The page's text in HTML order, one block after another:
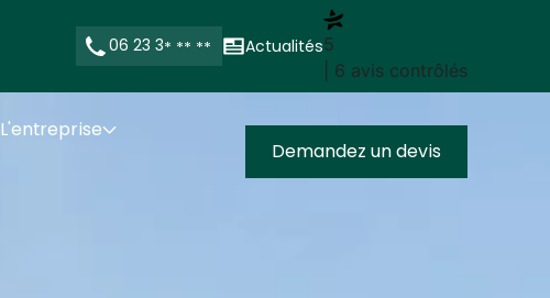
06 23 3* ** ** Actualités5
| 6 avis contrôlés
L'entreprise
Demandez un devis